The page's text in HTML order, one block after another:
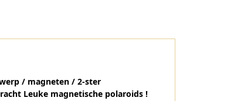
/ magneten / 2-ster
Leuke magnetische polaroids !